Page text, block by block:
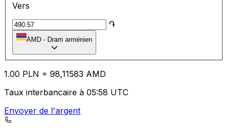
Vers
֏
AMD - Dram arménien
1.00 PLN = 98,11583 AMD
Taux interbancaire à 05:58 UTC
Envoyer de l'argent